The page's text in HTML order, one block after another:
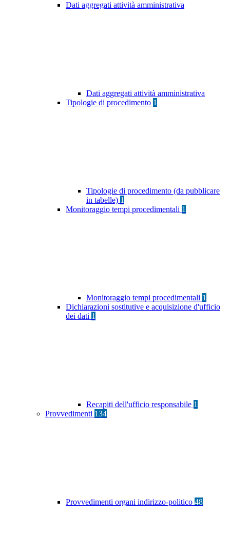
Dati aggregati attività amministrativa
Dati aggregati attività amministrativa
Tipologie di procedimento 1
Tipologie di procedimento (da pubblicare
in tabelle) 1
Monitoraggio tempi procedimentali 1
Monitoraggio tempi procedimentali 1
Dichiarazioni sostitutive e acquisizione d'ufficio
dei dati 1
Recapiti dell'ufficio responsabile 1
Provvedimenti 134
Provvedimenti organi indirizzo-politico 48